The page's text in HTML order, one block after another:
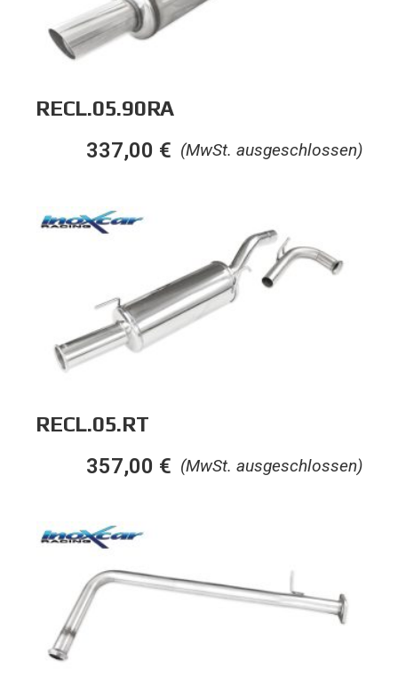
RECL.05.90RA
(MwSt. ausgeschlossen)
337,00 €
RECL.05.RT
(MwSt. ausgeschlossen)
357,00 €